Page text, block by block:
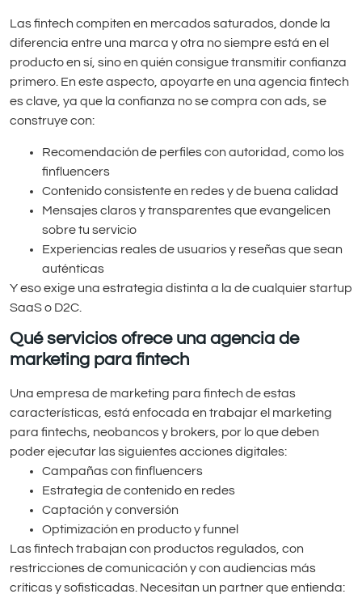
Las fintech compiten en mercados saturados, donde la
diferencia entre una marca y otra no siempre está en el
producto en sí, sino en quién consigue transmitir confianza
primero. En este aspecto, apoyarte en una agencia fintech
es clave, ya que la confianza no se compra con ads, se
construye con:
Recomendación de perfiles con autoridad, como los
finfluencers
Contenido consistente en redes y de buena calidad
Mensajes claros y transparentes que evangelicen
sobre tu servicio
Experiencias reales de usuarios y reseñas que sean
auténticas
Y eso exige una estrategia distinta a la de cualquier startup
SaaS o D2C.
Qué servicios ofrece una agencia de
marketing para fintech
Una empresa de marketing para fintech de estas
características, está enfocada en trabajar el marketing
para fintechs, neobancos y brokers, por lo que deben
poder ejecutar las siguientes acciones digitales:
Campañas con finfluencers
Estrategia de contenido en redes
Captación y conversión
Optimización en producto y funnel
Las fintech trabajan con productos regulados, con
restricciones de comunicación y con audiencias más
críticas y sofisticadas. Necesitan un partner que entienda: